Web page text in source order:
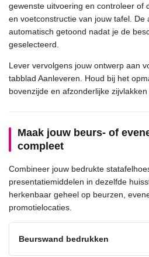
gewenste uitvoering en controleer of
en voetconstructie van jouw tafel. De
automatisch getoond nadat je de
geselecteerd.
Lever vervolgens jouw ontwerp aan
tabblad Aanleveren. Houd bij het
bovenzijde en afzonderlijke
Maak jouw beurs- of
compleet
Combineer jouw bedrukte
presentatiemiddelen in dezelfde
herkenbaar geheel op beurzen,
promotielocaties.
Beurswand bedrukken